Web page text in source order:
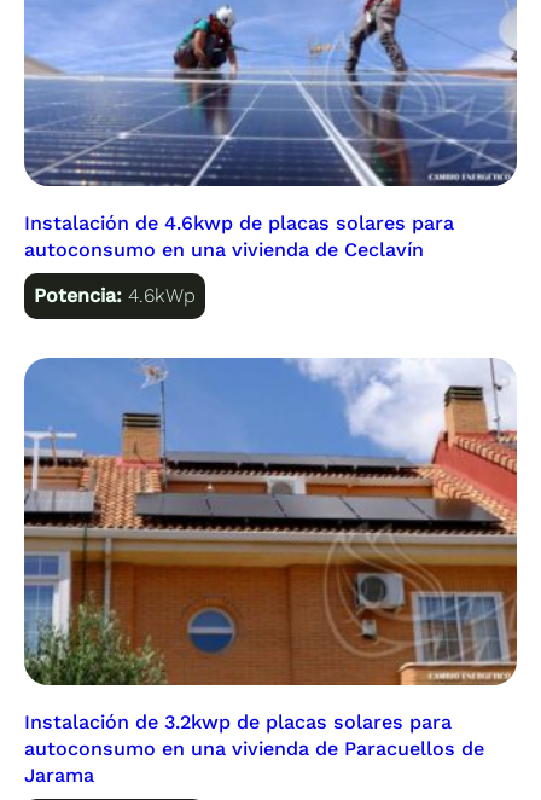
Instalación de 4.6kwp de placas solares para
autoconsumo en una vivienda de Ceclavín
Potencia:4.6kWp
Instalación de 3.2kwp de placas solares para
autoconsumo en una vivienda de Paracuellos de
Jarama